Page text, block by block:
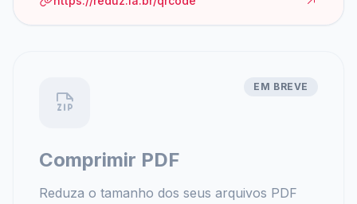
EM BREVE
Comprimir PDF
Reduza o tamanho dos seus arquivos PDF